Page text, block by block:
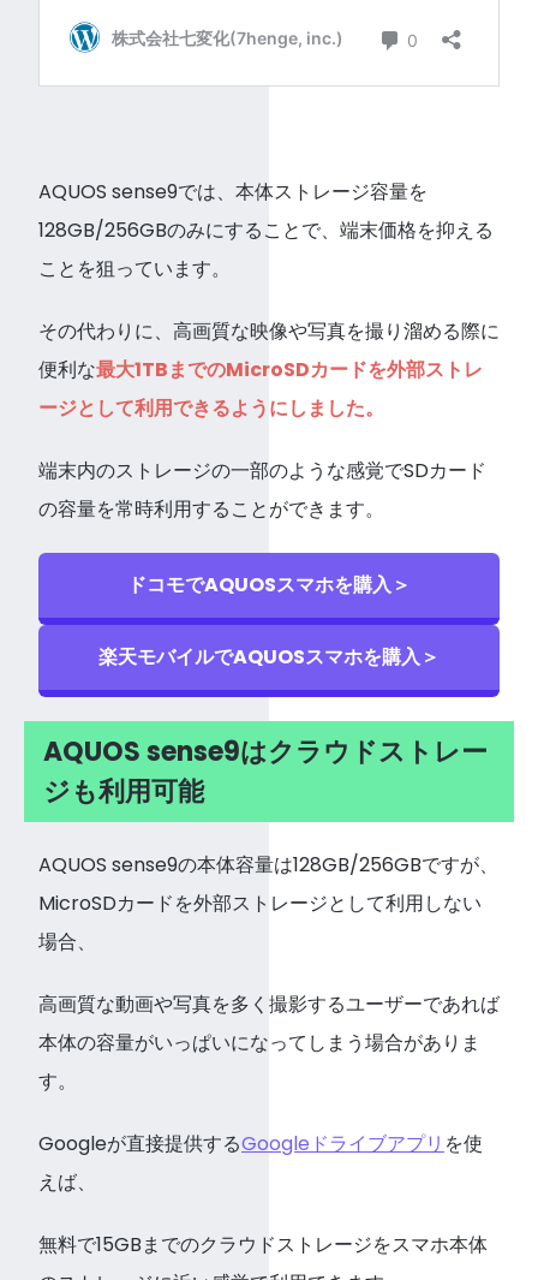
AQUOS sense9では、本体ストレージ容量を
128GB/256GBのみにすることで、端末価格を抑える
ことを狙っています。
その代わりに、高画質な映像や写真を撮り溜める際に
便利な最大1TBまでのMicroSDカードを外部ストレ
ージとして利用できるようにしました。
端末内のストレージの一部のような感覚でSDカード
の容量を常時利用することができます。
ドコモでAQUOSスマホを購入＞
楽天モバイルでAQUOSスマホを購入＞
AQUOS sense9はクラウドストレー
ジも利用可能
AQUOS sense9の本体容量は128GB/256GBですが、
MicroSDカードを外部ストレージとして利用しない
場合、
高画質な動画や写真を多く撮影するユーザーであれば
本体の容量がいっぱいになってしまう場合がありま
す。
Googleが直接提供するGoogleドライブアプリ を使
えば、
無料で15GBまでのクラウドストレージをスマホ本体